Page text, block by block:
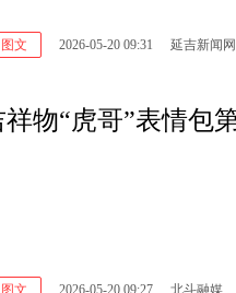
图文 2026-05-20 09:31 延吉新闻
祥物“虎哥”表情
图文 2026-05-20 09:27 北斗融媒